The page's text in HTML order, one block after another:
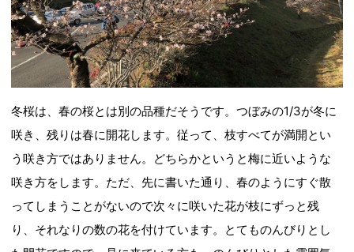
冬桜は、春の桜とは別の品種だそうです。つぼみの1/3が冬に
咲き、残りは春に開花します。従って、枝すべてが満開とい
う咲き方ではありません。どちらかというと梅に近いような
咲き方をします。ただ、先に書いた通り、春のようにすぐ散
ってしまうことがないので次々に咲いた花が枝にずっと残
り、それなりの数の花を付けています。とてものんびりとし